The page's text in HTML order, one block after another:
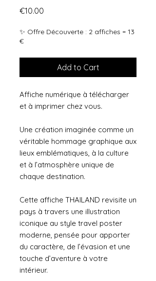
€10.00
✨ Offre Découverte : 2 affiches = 13
€
Add to Cart
Affiche numérique à télécharger
et à imprimer chez vous.
Une création imaginée comme un
véritable hommage graphique aux
lieux emblématiques, à la culture
et à l’atmosphère unique de
chaque destination.
Cette affiche THAILAND revisite un
pays à travers une illustration
iconique au style travel poster
moderne, pensée pour apporter
du caractère, de l’évasion et une
touche d’aventure à votre
intérieur.